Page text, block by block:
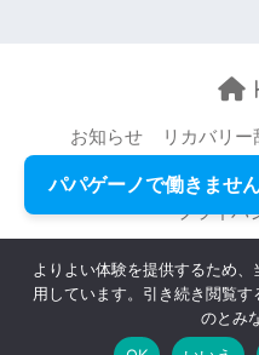
お知らせ リカバリー
職場環
プライバ
© 2026
パパゲーノで働きませ
よりよい体験を提供するため
用しています。引き続き閲覧
のとみ